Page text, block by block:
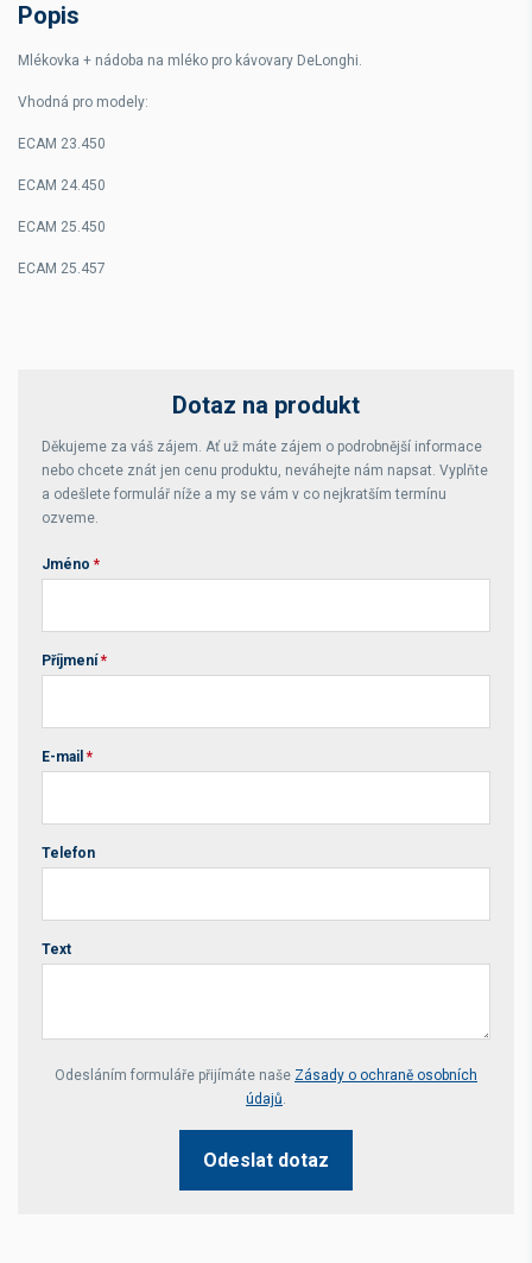
Popis
Mlékovka + nádoba na mléko pro kávovary DeLonghi.
Vhodná pro modely:
ECAM 23.450
ECAM 24.450
ECAM 25.450
ECAM 25.457
Dotaz na produkt
Děkujeme za váš zájem. Ať už máte zájem o podrobnější informace
nebo chcete znát jen cenu produktu, neváhejte nám napsat. Vyplňte
a odešlete formulář níže a my se vám v co nejkratším termínu
ozveme.
Jméno *
Příjmení *
E-mail *
Telefon
Text
Your website *
Odesláním formuláře přijímáte naše Zásady o ochraně osobních
údajů.
Odeslat dotaz